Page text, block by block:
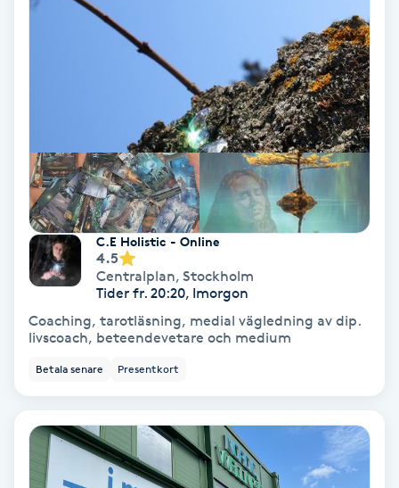
Nagelförlängning gelé
Nagelförlängning glasfiber
Nagelförlängning silke
Nagelförstärkning
Nagelklippning
Nagelsvamp
Nageltrång
Nagelvård
Naglar borttagning
Naglar reparation
C.E Holistic - Online
4.5
Centralplan, Stockholm
Tider fr. 20:20, Imorgon
Coaching, tarotläsning, medial vägledning av dip.
livscoach, beteendevetare och medium
Betala senare Presentkort